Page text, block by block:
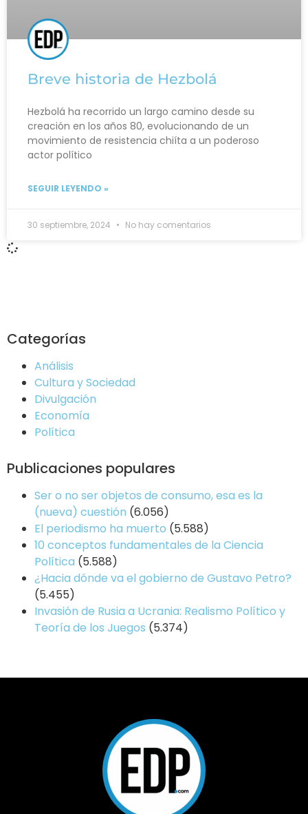
Breve historia de Hezbolá
Hezbolá ha recorrido un largo camino desde su
creación en los años 80, evolucionando de un
movimiento de resistencia chiíta a un poderoso
actor político
SEGUIR LEYENDO »
30 septiembre, 2024 No hay comentarios
Categorías
Análisis
Cultura y Sociedad
Divulgación
Economía
Política
Publicaciones populares
Ser o no ser objetos de consumo, esa es la
(nueva) cuestión (6.056)
El periodismo ha muerto (5.588)
10 conceptos fundamentales de la Ciencia
Política (5.588)
¿Hacia dónde va el gobierno de Gustavo Petro?
(5.455)
Invasión de Rusia a Ucrania: Realismo Político y
Teoría de los Juegos (5.374)